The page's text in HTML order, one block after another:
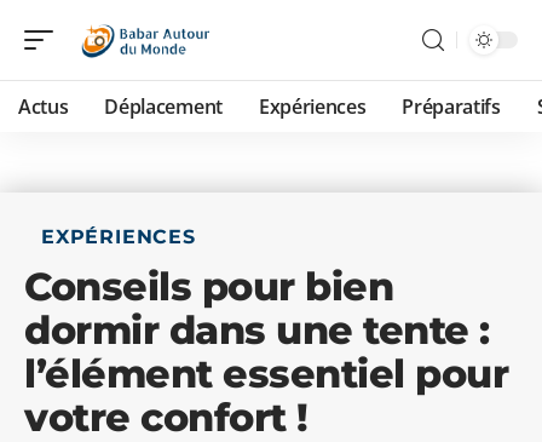
Actus Déplacement Expériences Préparatifs
EXPÉRIENCES
Conseils pour bien
dormir dans une tente :
l’élément essentiel pour
votre confort !